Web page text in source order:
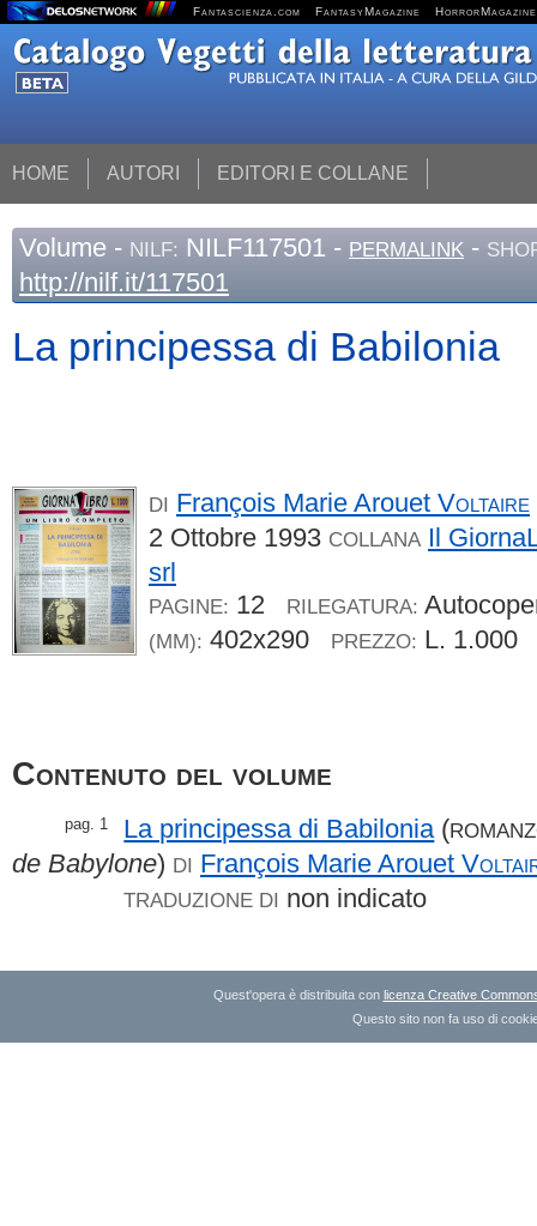
Fantascienza.com FantasyMagazine HorrorMagazine
HOME AUTORI EDITORI E COLLANE
Volume - NILF: NILF117501 - PERMALINK -
http://nilf.it/117501
La principessa di Babilonia
DI François Marie Arouet Voltaire
2 Ottobre 1993 COLLANA Il
srl
PAGINE: 12 RILEGATURA:
(MM): 402x290 PREZZO: L. 1.000
Contenuto del volume
pag. 1 La principessa di Babilonia (
de Babylone) DI François Marie Arouet
TRADUZIONE DI non indicato
Quest'opera è distribuita con licenza Creative
Questo sito non fa uso di